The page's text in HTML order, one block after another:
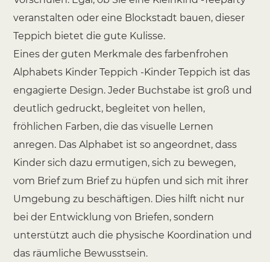
veranstalten oder eine Blockstadt bauen, dieser
Teppich bietet die gute Kulisse.
Eines der guten Merkmale des farbenfrohen
Alphabets Kinder Teppich -Kinder Teppich ist das
engagierte Design. Jeder Buchstabe ist groß und
deutlich gedruckt, begleitet von hellen,
fröhlichen Farben, die das visuelle Lernen
anregen. Das Alphabet ist so angeordnet, dass
Kinder sich dazu ermutigen, sich zu bewegen,
vom Brief zum Brief zu hüpfen und sich mit ihrer
Umgebung zu beschäftigen. Dies hilft nicht nur
bei der Entwicklung von Briefen, sondern
unterstützt auch die physische Koordination und
das räumliche Bewusstsein.